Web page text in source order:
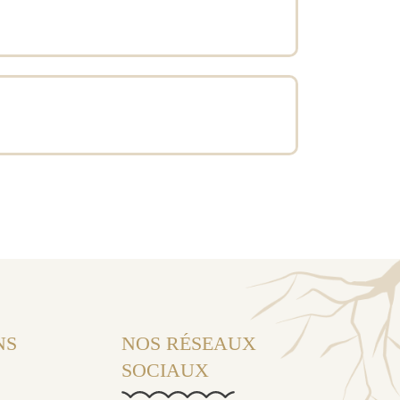
NOS RÉSEAUX
SOCIAUX